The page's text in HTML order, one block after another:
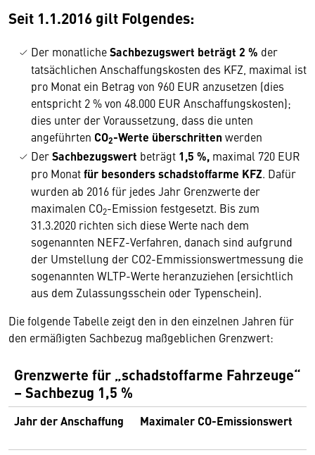
Seit 1.1.2016 gilt Folgendes:
Der monatlicheSachbezugswert beträgt 2 % der
tatsächlichen Anschaffungskosten des KFZ, maximal ist
pro Monat ein Betrag von 960 EUR anzusetzen (dies
entspricht 2 % von 48.000 EUR Anschaffungskosten);
dies unter der Voraussetzung, dass die unten
angeführten CO2-Werte überschritten werden
DerSachbezugswert beträgt 1,5 %, maximal 720 EUR
pro Monatfür besonders schadstoffarme KFZ. Dafür
wurden ab 2016 für jedes Jahr Grenzwerte der
maximalen CO2-Emission festgesetzt. Bis zum
31.3.2020 richten sich diese Werte nach dem
sogenannten NEFZ-Verfahren, danach sind aufgrund
der Umstellung der CO2-Emmissionswertmessung die
sogenannten WLTP-Werte heranzuziehen (ersichtlich
aus dem Zulassungsschein oder Typenschein).
Die folgende Tabelle zeigt den in den einzelnen Jahren für
den ermäßigten Sachbezug maßgeblichen Grenzwert:
Grenzwerte für „schadstoffarme Fahrzeuge“
– Sachbezug 1,5 %
Jahr der Anschaffung Maximaler CO-Emissionswert